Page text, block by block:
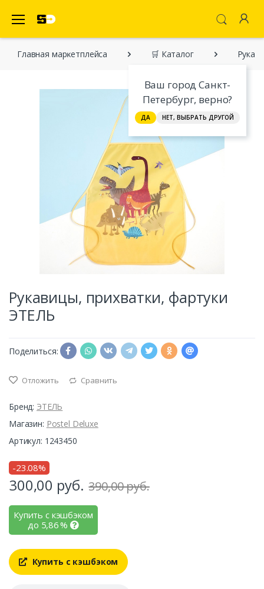
Ваш город Санкт-
Петербург, верно?
ДА НЕТ, ВЫБРАТЬ ДРУГОЙ
Главная марĸетплейса 🛒 Каталог
Рукавицы, прихватки, фартуки
ЭТЕЛЬ
Поделиться:
Отложить Сравнить
Бренд: ЭТЕЛЬ
Магазин: Postel Deluxe
Артикул: 1243450
-23.08%
300,00 руб. 390,00 руб.
Купить с кэшбэком
до 5,86%
Купить с кэшбэком